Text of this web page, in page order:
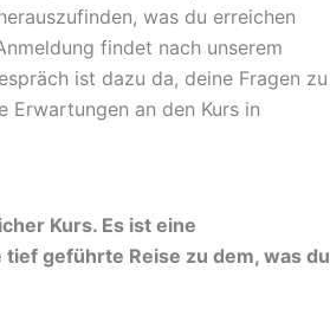
was du erreichen
findet nach unserem
ist dazu da, deine Fragen zu
Erwartungen an den Kurs in
Kurs. Es ist eine
tief geführte Reise zu dem, was du